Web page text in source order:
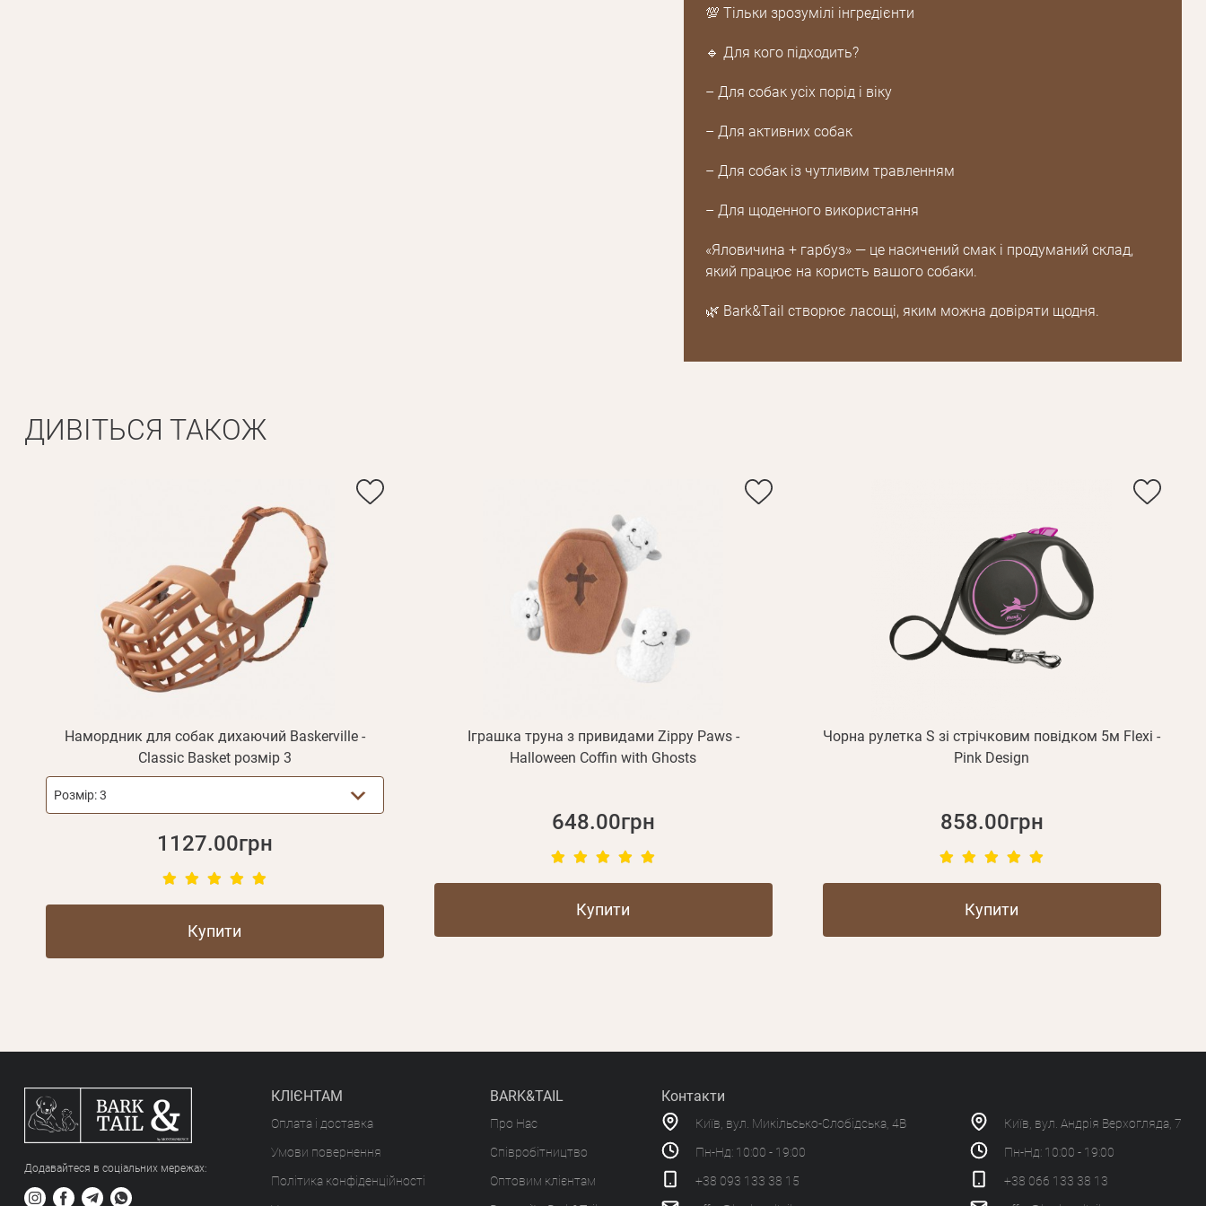
💯 Тільки зрозумілі інгредієнти
🔹 Для кого підходить?
– Для собак усіх порід і віку
– Для активних собак
– Для собак із чутливим травленням
– Для щоденного використання
«Яловичина + гарбуз» — це насичений смак і продуманий склад,
який працює на користь вашого собаки.
🌿 Bark&Tail створює ласощі, яким можна довіряти щодня.
ДИВІТЬСЯ ТАКОЖ
Намордник для собак дихаючий Baskerville -
Classic Basket розмір 3
Розмір:3
1127.00грн
Купити
Іграшка труна з привидами Zippy Paws -
Halloween Coffin with Ghosts
648.00грн
Купити
Чорна рулетка S зі стрічковим повідком 5м Flexi -
Pink Design
858.00грн
Купити
Додавайтеся в соціальних мережах:
КЛІЄНТАМ
Оплата і доставка
Умови повернення
Політика конфіденційності
BARK&TAIL
Про Нас
Співробітництво
Оптовим клієнтам
Контакти
Київ, вул. Микільсько-Слобідська, 4В
Пн-Нд: 10:00 - 19:00
+38 093 133 38 15
Київ, вул. Андрія Верхогляда, 7
Пн-Нд: 10:00 - 19:00
+38 066 133 38 13